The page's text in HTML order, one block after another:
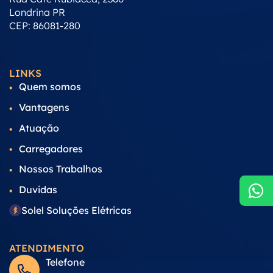
Londrina PR
CEP: 86081-280
LINKS
Quem somos
Vantagens
Atuação
Carregadores
Nossos Trabalhos
Duvidas
Solel Soluções Elétricas
ATENDIMENTO
Telefone